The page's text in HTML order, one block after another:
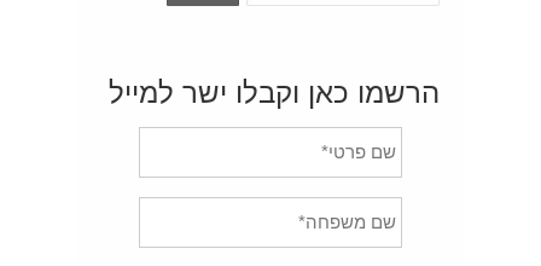
הרשמו כאן וקבלו ישר למייל